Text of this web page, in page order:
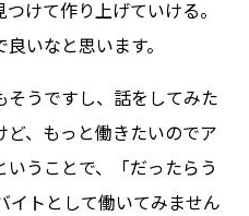
けて作り上げていける。
いなと思います。
うですし、話をしてみた
、もっと働きたいのでア
うことで、「だったらう
イトとして働いてみません